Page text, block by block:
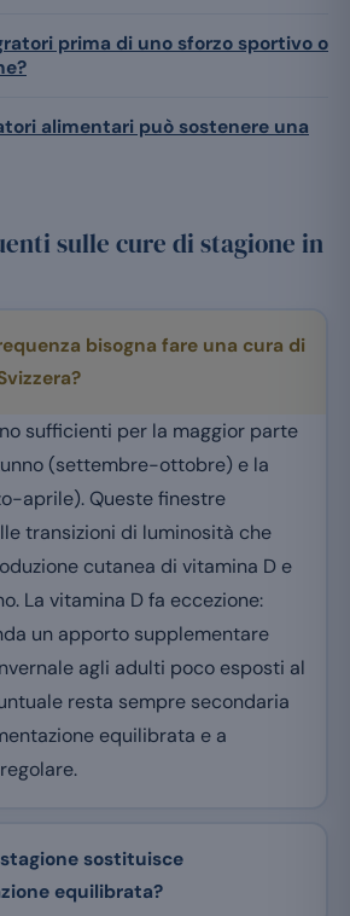
prima di uno sforzo sportivo o
alimentari può sostenere una
sulle cure di stagione in
bisogna fare una cura di
sufficienti per la maggior parte
(settembre-ottobre) e la
aprile). Queste finestre
transizioni di luminosità che
cutanea di vitamina D e
La vitamina D fa eccezione:
un apporto supplementare
agli adulti poco esposti al
resta sempre secondaria
equilibrata e a
sostituisce
equilibrata?